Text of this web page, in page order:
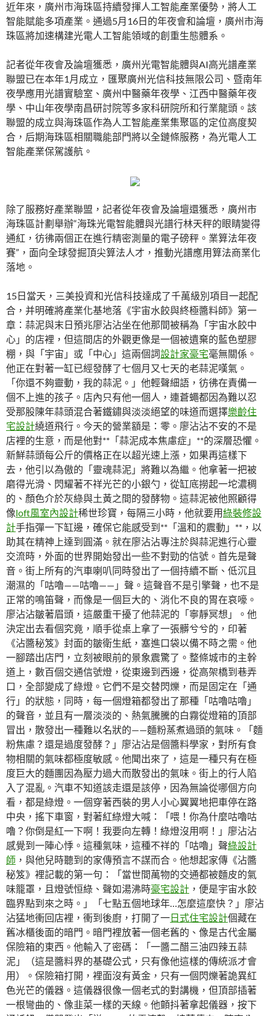
近年來，廣州市海珠區持續發揮人工智能產業優勢，將人工
智能賦能多項產業。通過5月16日的年夜會和論壇，廣州市海
珠區將加速構建光電人工智能領域的創重生態體系。
記者從年夜會及論壇獲悉，廣州光電智能體與AI高光譜產業
聯盟已在本年1月成立，匯聚廣州光信科技無限公司、暨南年
夜學應用光譜實驗室、廣州中醫藥年夜學、江西中醫藥年夜
學、中山年夜學南昌研討院等多家科研院所和行業龍頭。該
聯盟的成立與海珠區作為人工智能產業集聚區的定位高度契
合，后期海珠區相關職能部門將以全鏈條服務，為光電人工
智能產業保駕護航。
除了服務好產業聯盟，記者從年夜會及論壇還獲悉，廣州市
海珠區計劃舉辦“海珠光電智能體與光譜行林天秤的眼睛變得
通紅，彷彿兩個正在進行精密測量的電子磅秤。業算法年夜
賽”，面向全球發掘頂尖算法人才，推動光譜應用算法商業化
落地。
15日當天，三美投資和光信科技達成了千萬級別項目一起配
合，并明確將產業化基地落《宇宙水餃與終極醬料師》第一
章：蒜泥與末日預兆廖沾沾坐在他那間被稱為「宇宙水餃中
心」的店裡，但這間店的外觀更像是一個被遺棄的藍色塑膠
棚，與「宇宙」或「中心」這兩個詞設計家豪宅毫無關係。
他正在對著一缸已經發酵了七個月又七天的老蒜泥嘆氣。
「你還不夠靈動，我的蒜泥。」他輕聲細語，彷彿在責備一
個不上進的孩子。店內只有他一個人，連蒼蠅都因為難以忍
受那股陳年蒜頭混合著鐵鏽與淡淡絕望的味道而選擇樂齡住
宅設計繞道飛行。今天的營業額是：零。廖沾沾不安的不是
店裡的生意，而是他對**「蒜泥成本焦慮症」**的深層恐懼。
新鮮蒜頭每公斤的價格正在以超光速上漲，如果再這樣下
去，他引以為傲的「靈魂蒜泥」將難以為繼。他拿著一把被
磨得光滑、閃耀著不祥光芒的小銀勺，從缸底撈起一坨濃稠
的、顏色介於灰綠與土黃之間的發酵物。這蒜泥被他照顧得
像loft風室內設計稀世珍寶，每隔三小時，他就要用綠裝修設
計手指彈一下缸邊，確保它能感受到**「溫和的震動」**，以
助其在精神上達到圓滿。就在廖沾沾專注於與蒜泥進行心靈
交流時，外面的世界開始發出一些不對勁的信號。首先是聲
音。街上所有的汽車喇叭同時發出了一個持續不斷、低沉且
潮濕的「咕嚕——咕嚕——」聲。這聲音不是引擎聲，也不是
正常的鳴笛聲，而像是一個巨大的、消化不良的胃在哀嚎。
廖沾沾皺著眉頭，這嚴重干擾了他蒜泥的「寧靜冥想」。他
決定出去看個究竟，順手從桌上拿了一張髒兮兮的，印著
《沾醬秘笈》封面的皺衛生紙，塞進口袋以備不時之需。他
一腳踏出店門，立刻被眼前的景象震驚了。整條城市的主幹
道上，數百個交通信號燈，從東邊到西邊，從高架橋到巷弄
口，全部變成了綠燈。它們不是交替閃爍，而是固定在「通
行」的狀態，同時，每一個燈箱都發出了那種「咕嚕咕嚕」
的聲音，並且有一層淡淡的、熱氣騰騰的白霧從燈箱的頂部
冒出，散發出一種難以名狀的——麵粉蒸煮過頭的氣味。「麵
粉焦慮？還是過度發酵？」廖沾沾是個醬料學家，對所有食
物相關的氣味都極度敏感。他聞出來了，這是一種只有在極
度巨大的麵團因為壓力過大而散發出的氣味。街上的行人陷
入了混亂。汽車不知道該走還是該停，因為無論從哪個方向
看，都是綠燈。一個穿著西裝的男人小心翼翼地把車停在路
中央，搖下車窗，對著紅綠燈大喊：「喂！你為什麼咕嚕咕
嚕？你倒是紅一下啊！我要向左轉！綠燈沒用啊！」廖沾沾
感覺到一陣心悸。這種氣味，這種不祥的「咕嚕」聲綠設計
師 ，與他兒時聽到的家傳預言不謀而合。他想起家傳《沾醬
秘笈》裡記載的第一句：「當世間萬物的交通都被麵皮的氣
味籠罩，且燈號恒綠、聲如湯沸時豪宅設計 ，便是宇宙水餃
臨界點到來之時。」「七點五個地球年…怎麼這麼快？」廖沾
沾猛地衝回店裡，衝到後廚，打開了一日式住宅設計個藏在
舊冰櫃後面的暗門。暗門裡放著一個老舊的、像是古代金屬
保險箱的東西。他輸入了密碼：「一醬二醋三油四辣五蒜
泥」（這是醬料界的基礎公式，只有像他這樣的傳統派才會
用）。保險箱打開，裡面沒有黃金，只有一個閃爍著詭異紅
色光芒的儀器。這儀器很像一個老式的對講機，但頂部插著
一根彎曲的、像韭菜一樣的天線。他顫抖著拿起儀器，按下